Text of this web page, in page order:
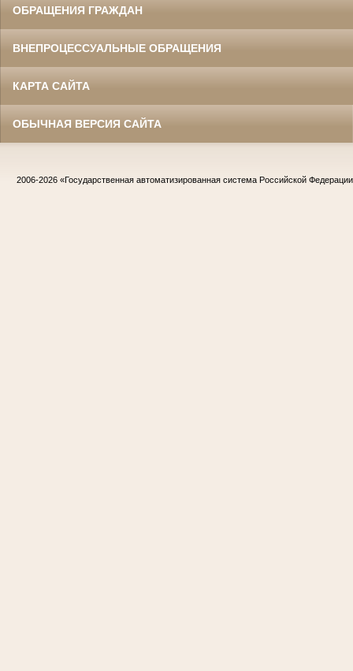
ОБРАЩЕНИЯ ГРАЖДАН
ВНЕПРОЦЕССУАЛЬНЫЕ ОБРАЩЕНИЯ
КАРТА САЙТА
ОБЫЧНАЯ ВЕРСИЯ САЙТА
2006-2026 «Государственная автоматизированная система Российской